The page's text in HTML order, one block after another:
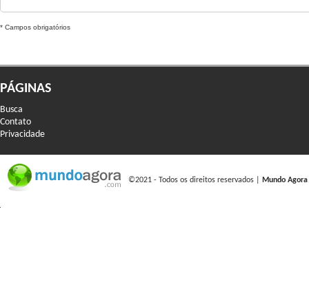
* Campos obrigatórios
PÁGINAS
Busca
Contato
Privacidade
©2021 - Todos os direitos reservados | Mundo Agora